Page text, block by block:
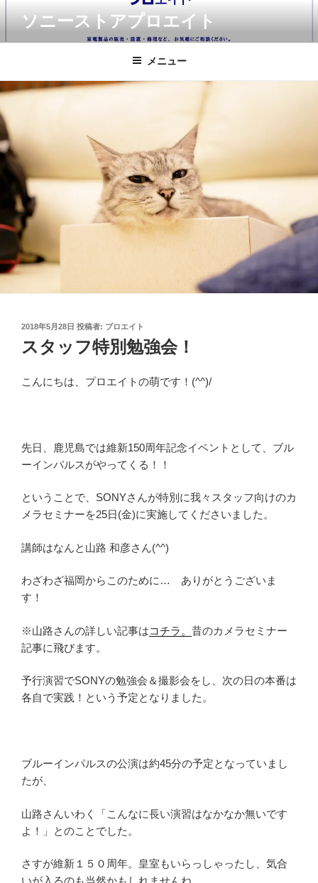
テ
へ
ス
キ
ッ
プ
ソニーストアプロエイト
メニュー
投
日:
2018年5月28日 投稿者: プロエイト
スタッフ特別勉強会！
こんにちは、プロエイトの萌です！(^^)/
先日、鹿児島では維新150周年記念イベントとして、ブル
ーインパルスがやってくる！！
ということで、SONYさんが特別に我々スタッフ向けのカ
メラセミナーを25日(金)に実施してくださいました。
講師はなんと山路 和彦さん(^^)
わざわざ福岡からこのために… ありがとうございま
す！
※山路さんの詳しい記事はコチラ。 昔のカメラセミナー
記事に飛びます。
予行演習でSONYの勉強会＆撮影会をし、次の日の本番は
各自で実践！という予定となりました。
ブルーインパルスの公演は約45分の予定となっていまし
たが、
山路さんいわく「こんなに長い演習はなかなか無いです
よ！」とのことでした。
さすが維新１５０周年。皇室もいらっしゃったし、気合